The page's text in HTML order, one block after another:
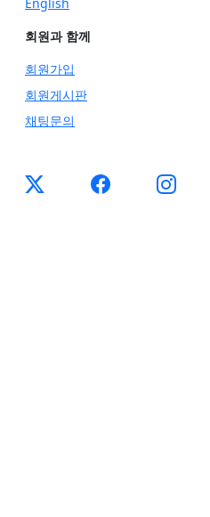
회원과 함께
회원가입
회원게시판
채팅문의